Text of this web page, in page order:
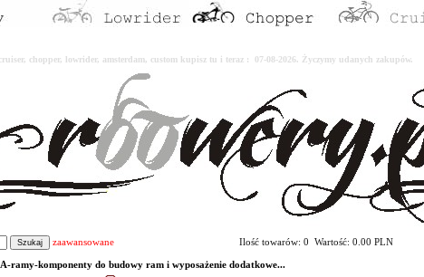
chopper, lowrider, amsterdam, custom kupisz tu i teraz : 07-08-2026. Życzymy udanych zakupów.
zaawansowane Ilość towarów: 0 Wartość: 0.00 PLN
ramy-komponenty do budowy ram i wyposażenie dodatkowe...